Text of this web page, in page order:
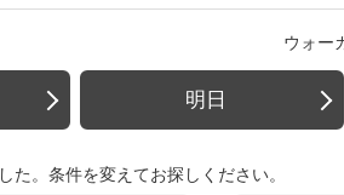
ウォー
明日
た。条件を変えてお探しください。